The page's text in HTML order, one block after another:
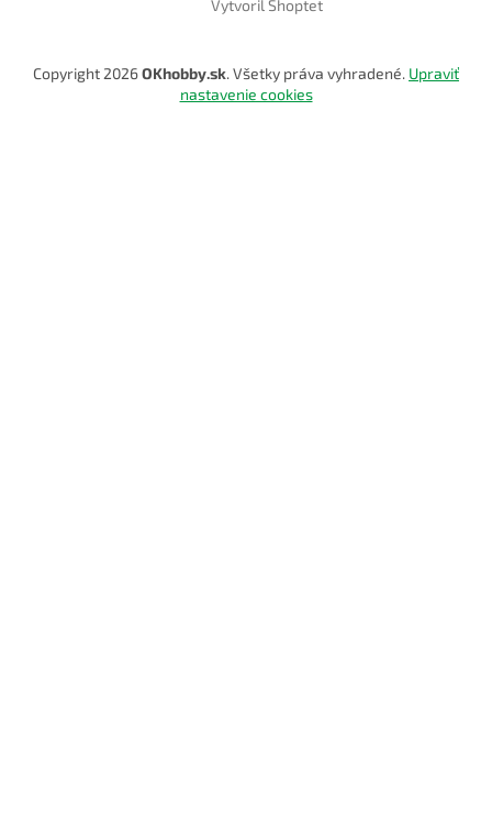
Vytvoril Shoptet
Copyright 2026OKhobby.sk. Všetky práva vyhradené. Upraviť
nastavenie cookies